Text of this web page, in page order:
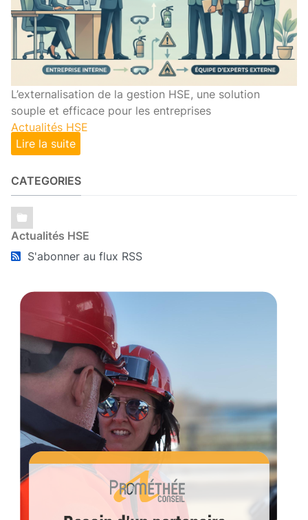
L’externalisation de la gestion HSE, une solution
souple et efficace pour les entreprises
Actualités HSE
Lire la suite
CATEGORIES
Actualités HSE
S'abonner au flux RSS